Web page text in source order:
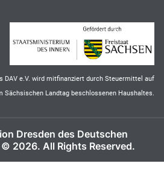
DAV e.V. wird mitfinanziert durch Steuermittel auf
Sächsischen Landtag beschlossenen Haushaltes.
Dresden des Deutschen
2026. All Rights Reserved.